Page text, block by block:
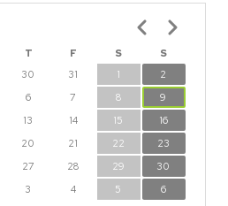
T F S
S
30 31 1
2
6 7 8
9
13 14 15
16
20 21 22
23
27 28 29
30
3 4 5 6
Pagination